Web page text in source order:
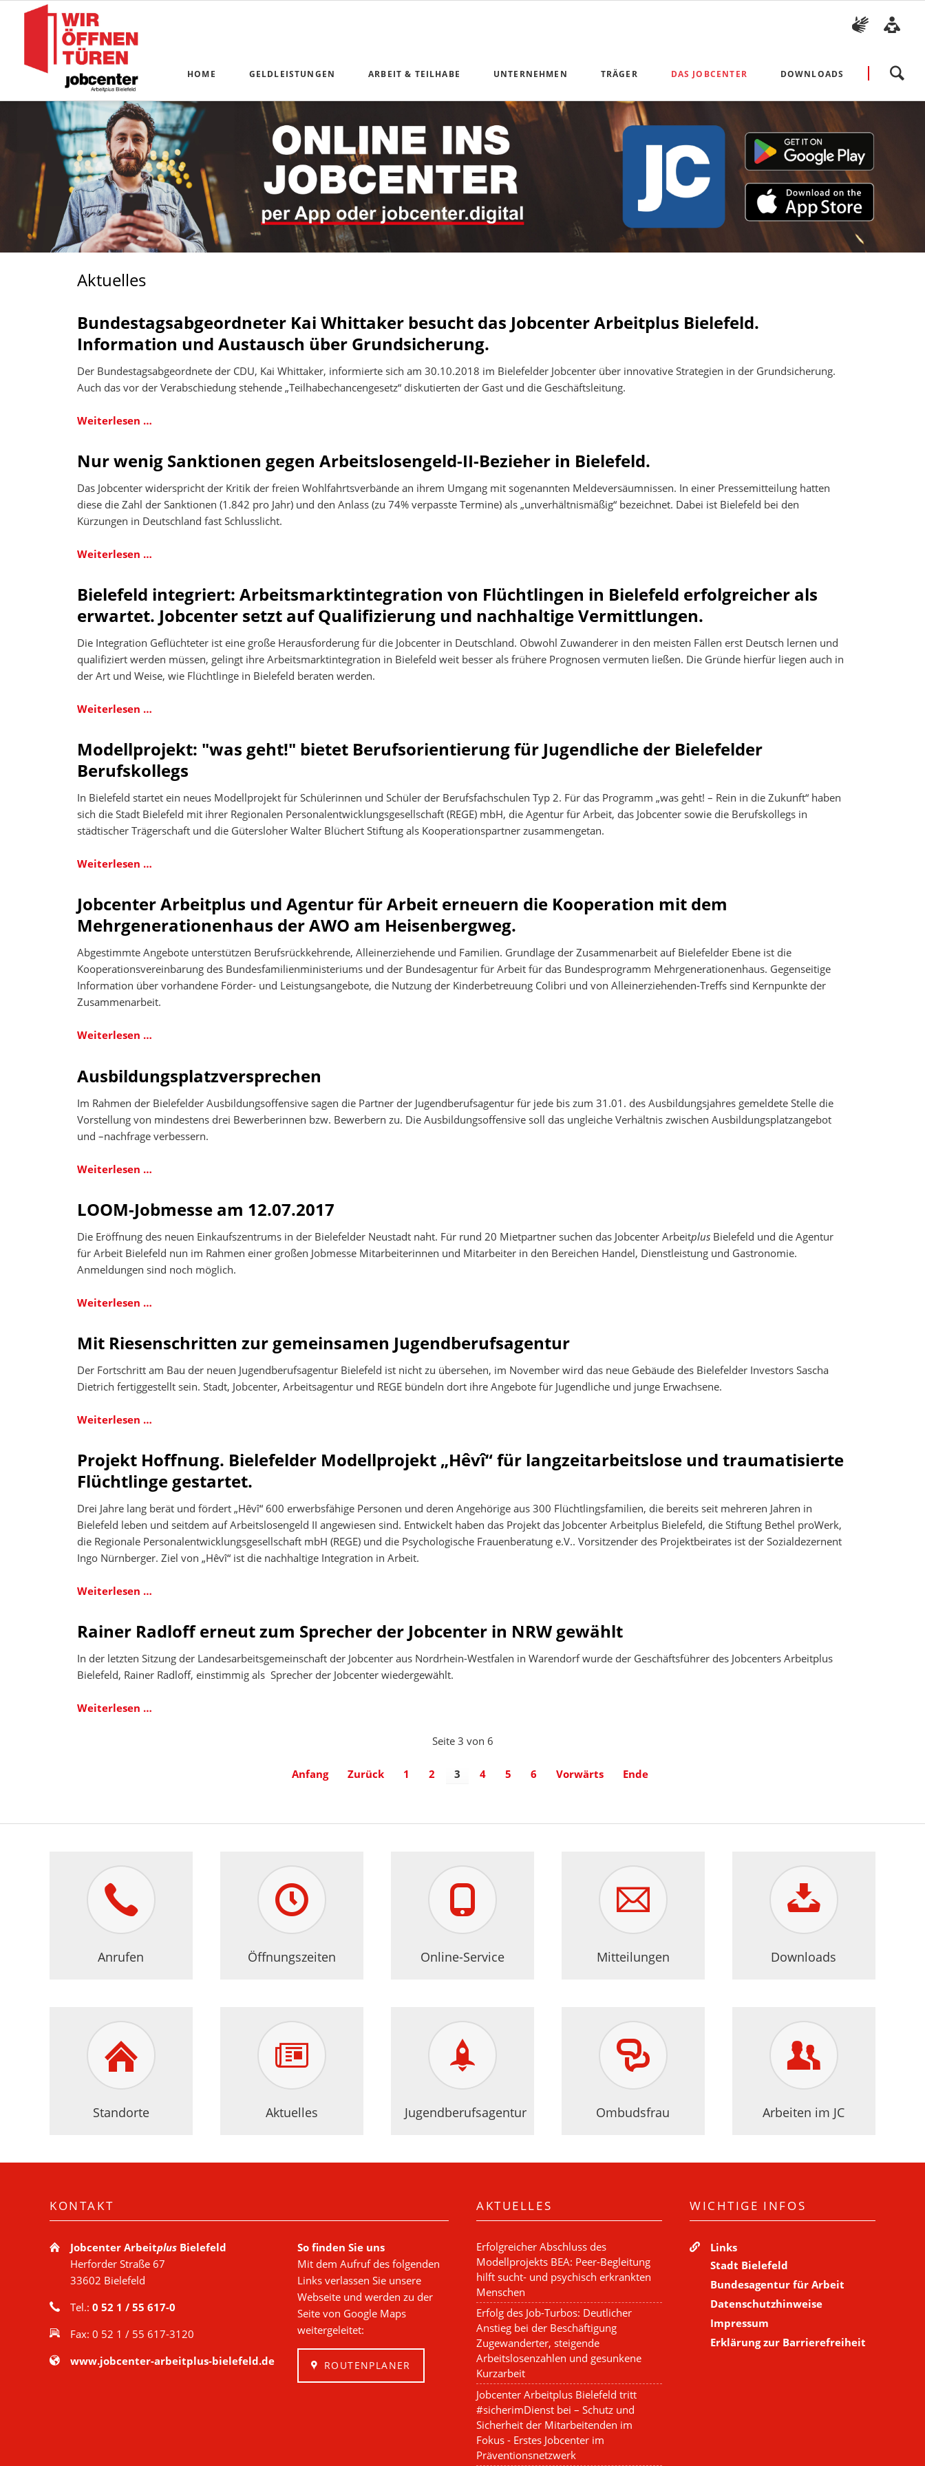
Navigation
überspringen
HOME GELDLEISTUNGEN
Alle Anliegen Geldleistungen
Antragstellung
Online-Kommunikation
Kosten der Unterkunft
Bildung und Teilhabe
Schulbücher
Bedarfsrechner
ARBEIT & TEILHABE
Anliegen Arbeit und Teilhabe
UNTERNEHMEN TRÄGER DAS JOBCENTER
Unsere Ombudsfrau
Arbeiten im Jobcenter Arbeitplus Bielefeld
Presse
Bekanntmachungen
Beauftragung der Träger mit hoheitlichen Aufgaben
Erklärung zur Barrierefreiheit
DOWNLOADS
Antragsvordrucke und
Richtlinien und Weisungen
Arbeitsmarkt- und
Vorlagen für Bewerbungen
Aktuelles
Bundestagsabgeordneter Kai Whittaker besucht das Jobcenter Arbeitplus Bielefeld.
Information und Austausch über Grundsicherung.
Der Bundestagsabgeordnete der CDU, Kai Whittaker, informierte sich am 30.10.2018 im Bielefelder Jobcenter über innovative Strategien in der Grundsicherung.
Auch das vor der Verabschiedung stehende „Teilhabechancengesetz“ diskutierten der Gast und die Geschäftsleitung.
Weiterlesen …
Whittaker
besucht
das
Jobcenter
Arbeitplus
über
Grundsicherung.
Nur wenig Sanktionen gegen Arbeitslosengeld-II-Bezieher in Bielefeld.
Das Jobcenter widerspricht der Kritik der freien Wohlfahrtsverbände an ihrem Umgang mit sogenannten Meldeversäumnissen. In einer Pressemitteilung hatten
diese die Zahl der Sanktionen (1.842 pro Jahr) und den Anlass (zu 74% verpasste Termine) als „unverhältnismäßig“ bezeichnet. Dabei ist Bielefeld bei den
Kürzungen in Deutschland fast Schlusslicht.
Weiterlesen …
Sanktionen
gegen
Arbeitslosengeld-
Bezieher
Bielefeld.
Bielefeld integriert: Arbeitsmarktintegration von Flüchtlingen in Bielefeld erfolgreicher als
erwartet. Jobcenter setzt auf Qualifizierung und nachhaltige Vermittlungen.
Die Integration Geflüchteter ist eine große Herausforderung für die Jobcenter in Deutschland. Obwohl Zuwanderer in den meisten Fällen erst Deutsch lernen und
qualifiziert werden müssen, gelingt ihre Arbeitsmarktintegration in Bielefeld weit besser als frühere Prognosen vermuten ließen. Die Gründe hierfür liegen auch in
der Art und Weise, wie Flüchtlinge in Bielefeld beraten werden.
Weiterlesen …
Arbeitsmarktintegration
von
Flüchtlingen
Bielefeld
erfolgreicher
als
auf
Qualifizierung
nachhaltige
Vermittlungen.
Modellprojekt: "was geht!" bietet Berufsorientierung für Jugendliche der Bielefelder
Berufskollegs
In Bielefeld startet ein neues Modellprojekt für Schülerinnen und Schüler der Berufsfachschulen Typ 2. Für das Programm „was geht! – Rein in die Zukunft“ haben
sich die Stadt Bielefeld mit ihrer Regionalen Personalentwicklungsgesellschaft (REGE) mbH, die Agentur für Arbeit, das Jobcenter sowie die Berufskollegs in
städtischer Trägerschaft und die Gütersloher Walter Blüchert Stiftung als Kooperationspartner zusammengetan.
Weiterlesen …
geht!"
bietet
Berufsorientierung
Jugendliche
Bielefelder
Jobcenter Arbeitplus und Agentur für Arbeit erneuern die Kooperation mit dem
Mehrgenerationenhaus der AWO am Heisenbergweg.
Abgestimmte Angebote unterstützen Berufsrückkehrende, Alleinerziehende und Familien. Grundlage der Zusammenarbeit auf Bielefelder Ebene ist die
Kooperationsvereinbarung des Bundesfamilienministeriums und der Bundesagentur für Arbeit für das Bundesprogramm Mehrgenerationenhaus. Gegenseitige
Information über vorhandene Förder- und Leistungsangebote, die Nutzung der Kinderbetreuung Colibri und von Alleinerziehenden-Treffs sind Kernpunkte der
Zusammenarbeit.
Weiterlesen …
Agentur
für
Arbeit
erneuern
Mehrgenerationenhaus
der
AWO
am
Ausbildungsplatzversprechen
Im Rahmen der Bielefelder Ausbildungsoffensive sagen die Partner der Jugendberufsagentur für jede bis zum 31.01. des Ausbildungsjahres gemeldete Stelle die
Vorstellung von mindestens drei Bewerberinnen bzw. Bewerbern zu. Die Ausbildungsoffensive soll das ungleiche Verhältnis zwischen Ausbildungsplatzangebot
und –nachfrage verbessern.
Weiterlesen …
LOOM-Jobmesse am 12.07.2017
Die Eröffnung des neuen Einkaufszentrums in der Bielefelder Neustadt naht. Für rund 20 Mietpartner suchen das Jobcenter Arbeitplus Bielefeld und die Agentur
für Arbeit Bielefeld nun im Rahmen einer großen Jobmesse Mitarbeiterinnen und Mitarbeiter in den Bereichen Handel, Dienstleistung und Gastronomie.
Anmeldungen sind noch möglich.
Weiterlesen …
12.07.2017
Mit Riesenschritten zur gemeinsamen Jugendberufsagentur
Der Fortschritt am Bau der neuen Jugendberufsagentur Bielefeld ist nicht zu übersehen, im November wird das neue Gebäude des Bielefelder Investors Sascha
Dietrich fertiggestellt sein. Stadt, Jobcenter, Arbeitsagentur und REGE bündeln dort ihre Angebote für Jugendliche und junge Erwachsene.
Weiterlesen …
zur
gemeinsamen
Jugendberufsagentur
Projekt Hoffnung. Bielefelder Modellprojekt „Hêvî“ für langzeitarbeitslose und traumatisierte
Flüchtlinge gestartet.
Drei Jahre lang berät und fördert „Hêvî“ 600 erwerbsfähige Personen und deren Angehörige aus 300 Flüchtlingsfamilien, die bereits seit mehreren Jahren in
Bielefeld leben und seitdem auf Arbeitslosengeld II angewiesen sind. Entwickelt haben das Projekt das Jobcenter Arbeitplus Bielefeld, die Stiftung Bethel proWerk,
die Regionale Personalentwicklungsgesellschaft mbH (REGE) und die Psychologische Frauenberatung e.V.. Vorsitzender des Projektbeirates ist der Sozialdezernent
Ingo Nürnberger. Ziel von „Hêvî“ ist die nachhaltige Integration in Arbeit.
Weiterlesen …
Bielefelder
Modellprojekt
„Hêvî“
für
Rainer Radloff erneut zum Sprecher der Jobcenter in NRW gewählt
In der letzten Sitzung der Landesarbeitsgemeinschaft der Jobcenter aus Nordrhein-Westfalen in Warendorf wurde der Geschäftsführer des Jobcenters Arbeitplus
Bielefeld, Rainer Radloff, einstimmig als Sprecher der Jobcenter wiedergewählt.
Weiterlesen …
in
Seite 3 von 6
Anfang Zurück 1 2 3 4 5 6 Vorwärts Ende
Anrufen Öffnungszeiten Online-Service Mitteilungen Downloads
Standorte Aktuelles Jugendberufsagentur Ombudsfrau Arbeiten im JC
KONTAKT
Jobcenter Arbeitplus Bielefeld
Herforder Straße 67
33602 Bielefeld
Tel.: 0 52 1 / 55 617-0
Fax: 0 52 1 / 55 617-3120
www.jobcenter-arbeitplus-bielefeld.de
So finden Sie uns
Mit dem Aufruf des folgenden
Links verlassen Sie unsere
Webseite und werden zu der
Seite von Google Maps
weitergeleitet:
ROUTENPLANER
AKTUELLES
Erfolgreicher Abschluss des
Modellprojekts BEA: Peer-Begleitung
hilft sucht- und psychisch erkrankten
Menschen
Erfolg des Job-Turbos: Deutlicher
Anstieg bei der Beschäftigung
Zugewanderter, steigende
Arbeitslosenzahlen und gesunkene
Kurzarbeit
Jobcenter Arbeitplus Bielefeld tritt
#sicherimDienst bei – Schutz und
Sicherheit der Mitarbeitenden im
Fokus - Erstes Jobcenter im
Präventionsnetzwerk
WICHTIGE INFOS
Links
Stadt Bielefeld
Bundesagentur für Arbeit
Datenschutzhinweise
Impressum
Erklärung zur Barrierefreiheit